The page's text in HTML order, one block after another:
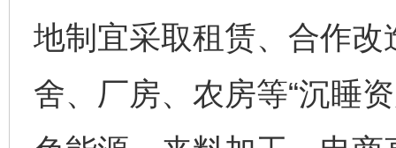
地制宜采取租赁、合作
舍、厂房、农房等“沉睡